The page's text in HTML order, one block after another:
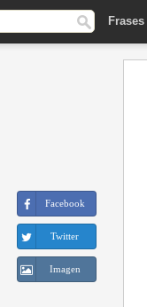
Frases
Facebook
Twitter
Imagen